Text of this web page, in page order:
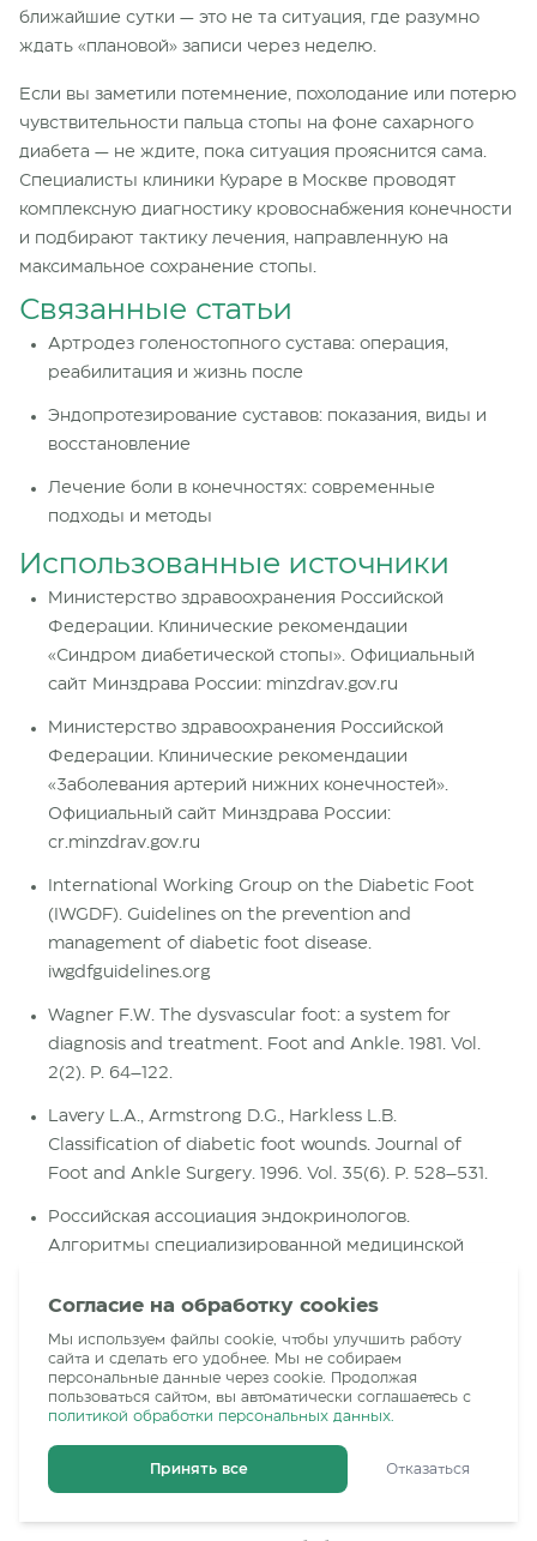
ближайшие сутки — это не та ситуация, где разумно
ждать «плановой» записи через неделю.
Если вы заметили потемнение, похолодание или потерю
чувствительности пальца стопы на фоне сахарного
диабета — не ждите, пока ситуация прояснится сама.
Специалисты клиники Кураре в Москве проводят
комплексную диагностику кровоснабжения конечности
и подбирают тактику лечения, направленную на
максимальное сохранение стопы.
Связанные статьи
Артродез голеностопного сустава: операция,
реабилитация и жизнь после
Эндопротезирование суставов: показания, виды и
восстановление
Лечение боли в конечностях: современные
подходы и методы
Использованные источники
Министерство здравоохранения Российской
Федерации. Клинические рекомендации
«Синдром диабетической стопы». Официальный
сайт Минздрава России: minzdrav.gov.ru
Министерство здравоохранения Российской
Федерации. Клинические рекомендации
«Заболевания артерий нижних конечностей».
Официальный сайт Минздрава России:
cr.minzdrav.gov.ru
International Working Group on the Diabetic Foot
(IWGDF). Guidelines on the prevention and
management of diabetic foot disease.
iwgdfguidelines.org
Wagner F.W. The dysvascular foot: a system for
diagnosis and treatment. Foot and Ankle. 1981. Vol.
2(2). P. 64–122.
Lavery L.A., Armstrong D.G., Harkless L.B.
Classification of diabetic foot wounds. Journal of
Foot and Ankle Surgery. 1996. Vol. 35(6). P. 528–531.
Российская ассоциация эндокринологов.
Алгоритмы специализированной медицинской
medicum.com
Всемирная организация здравоохранения (ВОЗ).
International Classification of Diseases (ICD-10).
who.int
Norgren L. et al. Inter-Society Consensus for the
Management of Peripheral Arterial Disease (TASC II).
Согласие на обработку cookies
Мы используем файлы cookie, чтобы улучшить работу
сайта и сделать его удобнее. Мы не собираем
персональные данные через cookie. Продолжая
пользоваться сайтом, вы автоматически соглашаетесь с
политикой обработки персональных данных.
Принять все Отказаться